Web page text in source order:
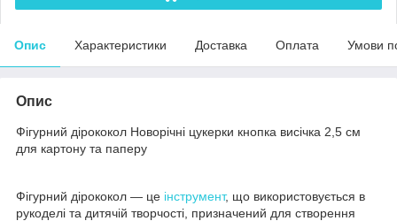
Опис Характеристики Доставка Оплата Умови
Опис
Фігурний дірококол Новорічні цукерки кнопка висічка 2,5 см
для картону та паперу
Фігурний дірококол — це інструмент, що використовується в
рукоделі та дитячій творчості, призначений для створення